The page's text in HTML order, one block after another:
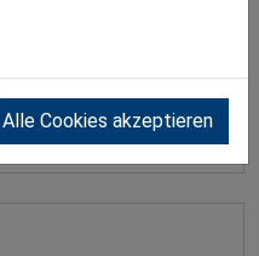
Alle Cookies akzeptieren